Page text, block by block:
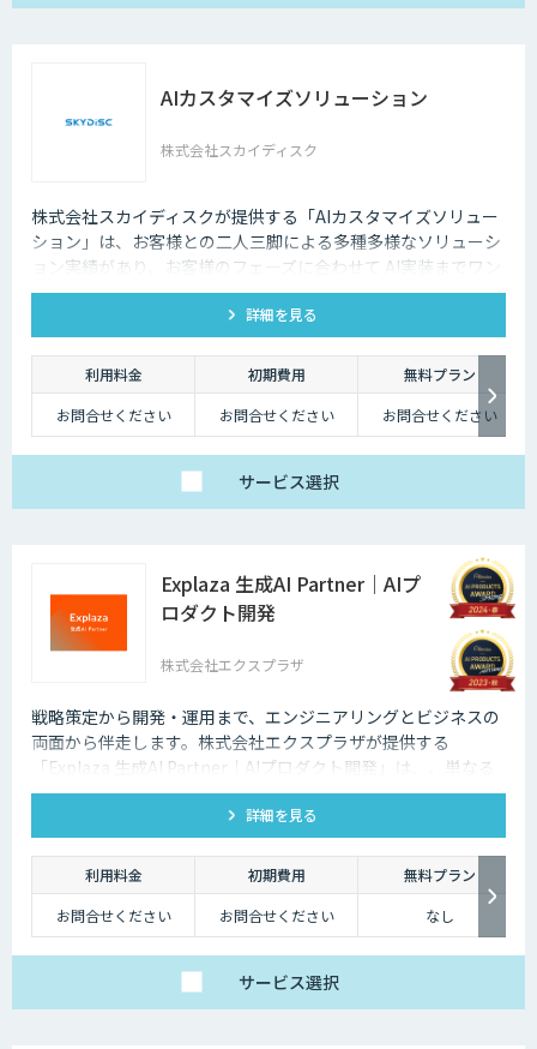
AIカスタマイズソリューション
株式会社スカイディスク
株式会社スカイディスクが提供する「AIカスタマイズソリュー
ション」は、お客様との二人三脚による多種多様なソリューシ
ョン実績があり、お客様のフェーズに合わせて AI実装までワン
ストップでサポートします。
詳細を見る
利用料金 初期費用
無料プラン
お問合せください
お問合せください お問合せください
サービス選択
Explaza 生成AI Partner｜AIプ
ロダクト開発
株式会社エクスプラザ
戦略策定から開発・運用まで、エンジニアリングとビジネスの
両面から伴走します。株式会社エクスプラザが提供する
「Explaza 生成AI Partner｜AIプロダクト開発」は、、単なる
PoC（実証実験）にとどまらず、本番環境での運用を見据えた
高品質・安心なAIプロダクトを開発します。エンタープライズ
レベルのセキュリティと、迅速な実装力で、貴社のAXを具現化
します。
詳細を見る
利用料金 初期費用
無料プラン
お問合せください
お問合せください なし
サービス選択